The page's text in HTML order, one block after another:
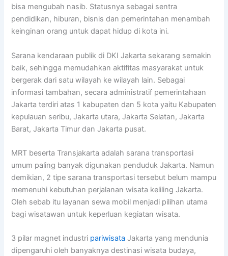
bisa mengubah nasib. Statusnya sebagai sentra
pendidikan, hiburan, bisnis dan pemerintahan menambah
keinginan orang untuk dapat hidup di kota ini.
Sarana kendaraan publik di DKI Jakarta sekarang semakin
baik, sehingga memudahkan aktifitas masyarakat untuk
bergerak dari satu wilayah ke wilayah lain. Sebagai
informasi tambahan, secara administratif pemerintahaan
Jakarta terdiri atas 1 kabupaten dan 5 kota yaitu Kabupaten
kepulauan seribu, Jakarta utara, Jakarta Selatan, Jakarta
Barat, Jakarta Timur dan Jakarta pusat.
MRT beserta Transjakarta adalah sarana transportasi
umum paling banyak digunakan penduduk Jakarta. Namun
demikian, 2 tipe sarana transportasi tersebut belum mampu
memenuhi kebutuhan perjalanan wisata keliling Jakarta.
Oleh sebab itu layanan sewa mobil menjadi pilihan utama
bagi wisatawan untuk keperluan kegiatan wisata.
3 pilar magnet industri pariwisata Jakarta yang mendunia
dipengaruhi oleh banyaknya destinasi wisata budaya,